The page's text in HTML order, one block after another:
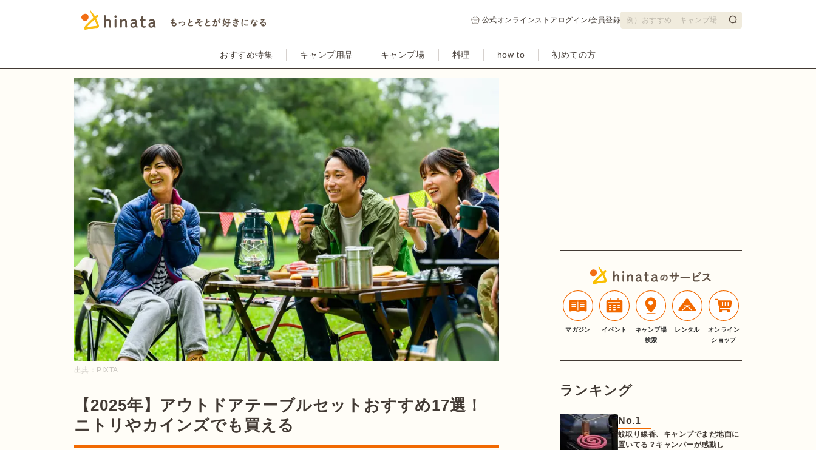
公式オンラインストア ログイン/会員登録
おすすめ特集 キャンプ用品 キャンプ場 料理 how to 初めての方
出典： PIXTA
【2025年】アウトドアテーブルセットおすすめ17選！
ニトリやカインズでも買える
マガジン イベント
キャンプ場
検索
レンタル
オンライン
ショップ
ランキング
No.1
蚊取り線香、キャンプでまだ地面に
置いてる？キャンパーが感動し